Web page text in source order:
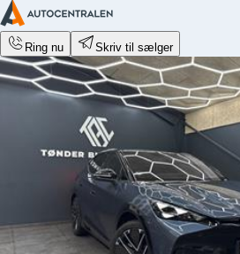
Ring nu Skriv til sælger